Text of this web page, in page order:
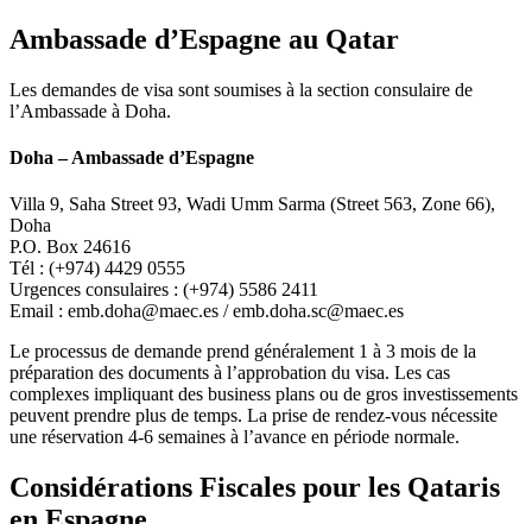
Ambassade d’Espagne au Qatar
Les demandes de visa sont soumises à la section consulaire de
l’Ambassade à Doha.
Doha – Ambassade d’Espagne
Villa 9, Saha Street 93, Wadi Umm Sarma (Street 563, Zone 66),
Doha
P.O. Box 24616
Tél : (+974) 4429 0555
Urgences consulaires : (+974) 5586 2411
Email : emb.doha@maec.es / emb.doha.sc@maec.es
Le processus de demande prend généralement 1 à 3 mois de la
préparation des documents à l’approbation du visa. Les cas
complexes impliquant des business plans ou de gros investissements
peuvent prendre plus de temps. La prise de rendez-vous nécessite
une réservation 4-6 semaines à l’avance en période normale.
Considérations Fiscales pour les Qataris